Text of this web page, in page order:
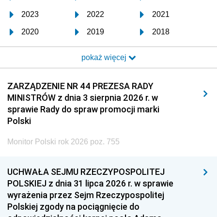
2023 2022 2021
2020 2019 2018
2017 2016 2015
2014 2013 2012
2011 2010 2009
2008 2007 2006
2005
1996 1995 1994
1993 1992 1991
1990 1989
pokaż więcej
ZARZĄDZENIE NR 44 PREZESA RADY
MINISTRÓW z dnia 3 sierpnia 2026 r. w
sprawie Rady do spraw promocji marki
Polski
Monitor Polski rok 2026 poz. 755
UCHWAŁA SEJMU RZECZYPOSPOLITEJ
POLSKIEJ z dnia 31 lipca 2026 r. w sprawie
wyrażenia przez Sejm Rzeczypospolitej
Polskiej zgody na pociągnięcie do